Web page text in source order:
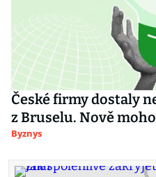
České firmy dostaly
z Bruselu. Nově
Byznys